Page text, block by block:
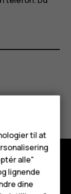
til at
alle"
lignende
dine